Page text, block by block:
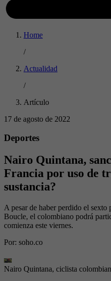
Home
/
Actualidad
/
Artículo
17 de agosto de 2022
Deportes
Nairo Quintana,
Francia por uso de
sustancia?
A pesar de haber perdido el
Boucle, el colombiano podrá
comienza este viernes.
Por: soho.co
Nairo Quintana, ciclista